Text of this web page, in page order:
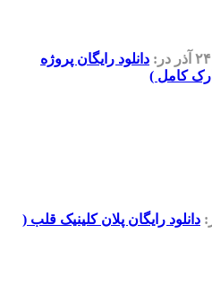
در: دانلود رایگان پروژه
کامل )
دانلود رایگان پلان کلینیک قلب (